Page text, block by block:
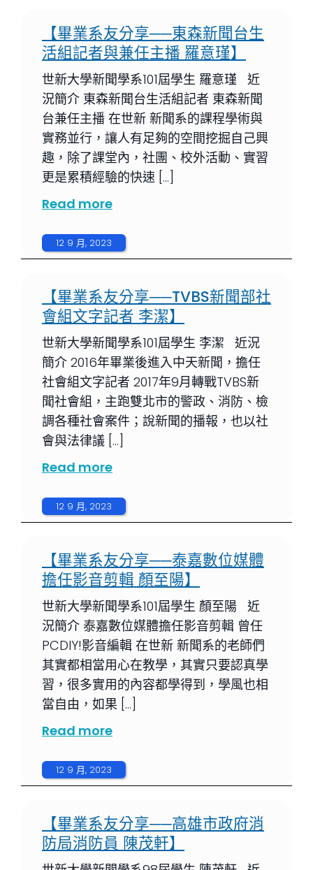
【畢業系友分享──東森新聞台生
活組記者與兼任主播 羅意瑾】
世新大學新聞學系101屆學生 羅意瑾 近
況簡介 東森新聞台生活組記者 東森新聞
台兼任主播 在世新 新聞系的課程學術與
實務並行，讓人有足夠的空間挖掘自己興
趣，除了課堂內，社團、校外活動、實習
更是累積經驗的快速 […]
Read more
12 9 月, 2023
【畢業系友分享──TVBS新聞部社
會組文字記者 李潔】
世新大學新聞學系101屆學生 李潔 近況
簡介 2016年畢業後進入中天新聞，擔任
社會組文字記者 2017年9月轉戰TVBS新
聞社會組，主跑雙北市的警政、消防、檢
調各種社會案件；說新聞的播報，也以社
會與法律議 […]
Read more
12 9 月, 2023
【畢業系友分享──泰嘉數位媒體
擔任影音剪輯 顏至陽】
世新大學新聞學系101屆學生 顏至陽 近
況簡介 泰嘉數位媒體擔任影音剪輯 曾任
PCDIY!影音編輯 在世新 新聞系的老師們
其實都相當用心在教學，其實只要認真學
習，很多實用的內容都學得到，學風也相
當自由，如果 […]
Read more
12 9 月, 2023
【畢業系友分享──高雄市政府消
防局消防員 陳茂軒】